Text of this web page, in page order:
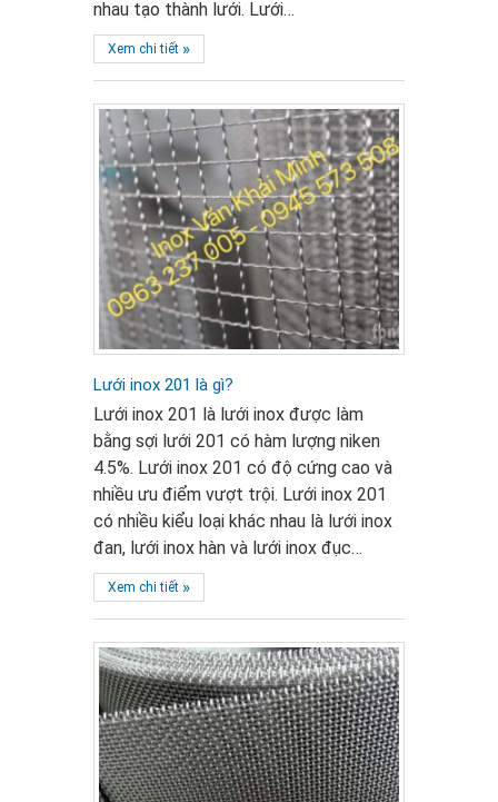
nhau tạo thành lưới. Lưới…
Xem chi tiết »
Lưới inox 201 là gì?
Lưới inox 201 là lưới inox được làm
bằng sợi lưới 201 có hàm lượng niken
4.5%. Lưới inox 201 có độ cứng cao và
nhiều ưu điểm vượt trội. Lưới inox 201
có nhiều kiểu loại khác nhau là lưới inox
đan, lưới inox hàn và lưới inox đục…
Xem chi tiết »